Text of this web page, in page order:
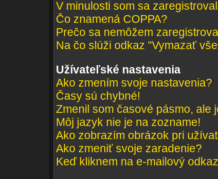
V minulosti som sa
Čo znamená COPPA?
Prečo sa nemôžem
Na čo slúži odkaz "Vymazať
Užívateľské nastavenia
Ako zmením svoje nastavenia?
Časy sú chybné!
Zmenil som časové pásmo, ale
Môj jazyk nie je na zozname!
Ako zobrazím obrázok pri
Ako zmeniť svoje zaradenie?
Keď kliknem na e-mailový